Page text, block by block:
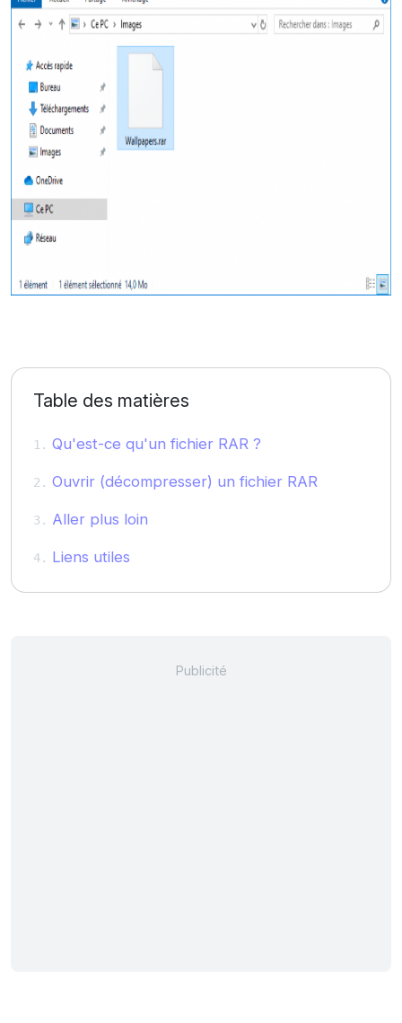
Table des matières
Qu'est-ce qu'un fichier RAR ?
Ouvrir (décompresser) un fichier RAR
Aller plus loin
Liens utiles